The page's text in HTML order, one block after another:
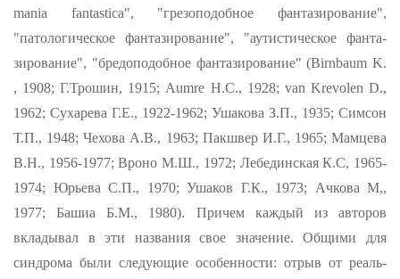
mania
fantastica", "грезоподобное фантази­рование",
"патологическое фантазирование", "аутистическое фанта­
зирование", "бредоподобное фантазирование" (Birnbaum K.
, 1908; Г.Трошин, 1915; Aumre H.C., 1928; van Krevolen D.,
1962; Сухарева Г.Е., 1922-1962; Ушакова З.П., 1935; Симcон
Т.П., 1948; Чехова А.В., 1963; Пакшвер И.Г., 1965; Мамцева
В.Н., 1956-1977; Вроно М.Ш., 1972; Лебединская К.С, 1965-
1974; Юрьева С.П., 1970; Ушаков Г.К., 1973; Ачкова М,,
1977; Башиа Б.М., 1980). Причем каждый из авторов
вкладывал в эти названия свое значение. Общими для
синдрома были следующие особенности: отрыв от реаль­